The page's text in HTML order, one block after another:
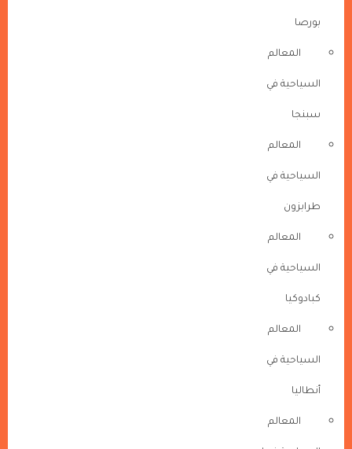
بورصا
المعالم
السياحية في
سبنجا
المعالم
السياحية في
طرابزون
المعالم
السياحية في
كبادوكيا
المعالم
السياحية في
أنطاليا
المعالم